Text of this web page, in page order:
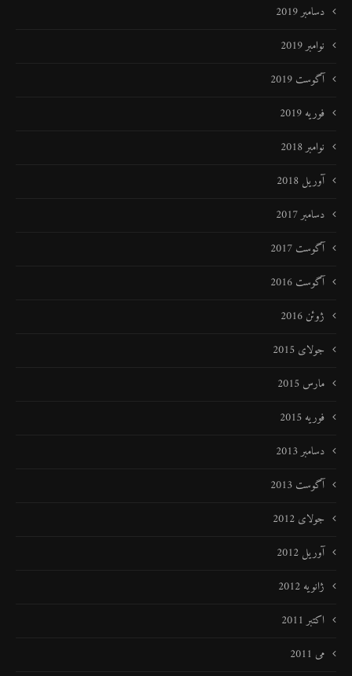
دسامبر 2019
نوامبر 2019
آگوست 2019
فوریه 2019
نوامبر 2018
آوریل 2018
دسامبر 2017
آگوست 2017
آگوست 2016
ژوئن 2016
جولای 2015
مارس 2015
فوریه 2015
دسامبر 2013
آگوست 2013
جولای 2012
آوریل 2012
ژانویه 2012
اکتبر 2011
می 2011